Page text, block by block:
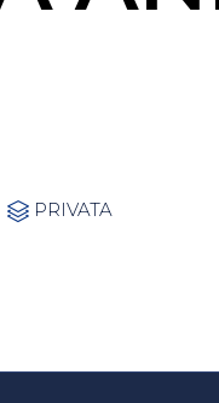
 Category
PRIVATA